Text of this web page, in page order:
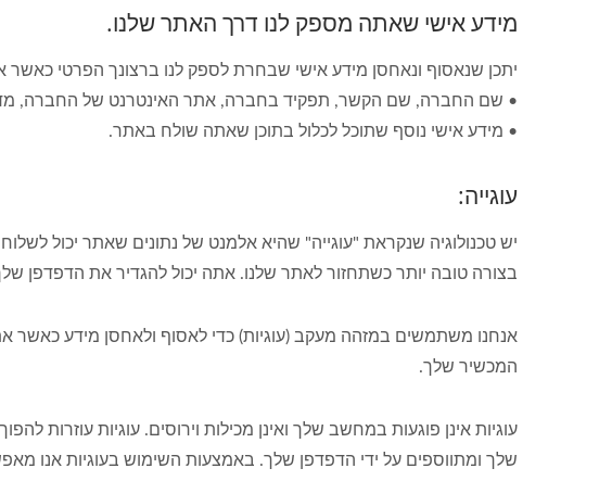
מידע אישי שאתה מספק לנו דרך האתר שלנו.
יתכן שנאסוף ונאחסן מידע אישי שבחרת לספק לנו ברצונך הפרטי
• שם החברה, שם הקשר, תפקיד בחברה, אתר האינטרנט של החברה,
• מידע אישי נוסף שתוכל לכלול בתוכן שאתה שולח באתר.
עוגייה:
יש טכנולוגיה שנקראת "עוגייה" שהיא אלמנט של נתונים שאתר יכול
בצורה טובה יותר כשתחזור לאתר שלנו. אתה יכול להגדיר את הדפדפן
המכשיר שלך.
עוגיות אינן פוגעות במחשב שלך ואינן מכילות וירוסים. עוגיות
שלך ומתווספים על ידי הדפדפן שלך. באמצעות השימוש בעוגיות אנו